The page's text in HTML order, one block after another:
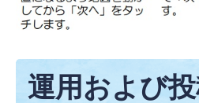
運用および